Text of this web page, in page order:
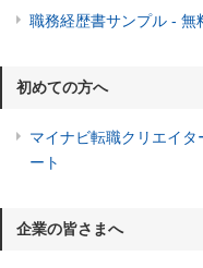
職務経歴書サンプル - 無
初めての方へ
マイナビ転職クリエイ
ート
企業の皆さまへ